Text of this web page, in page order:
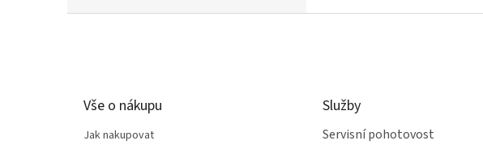
Vše o nákupu
Jak nakupovat
Služby
Servisní pohotovost